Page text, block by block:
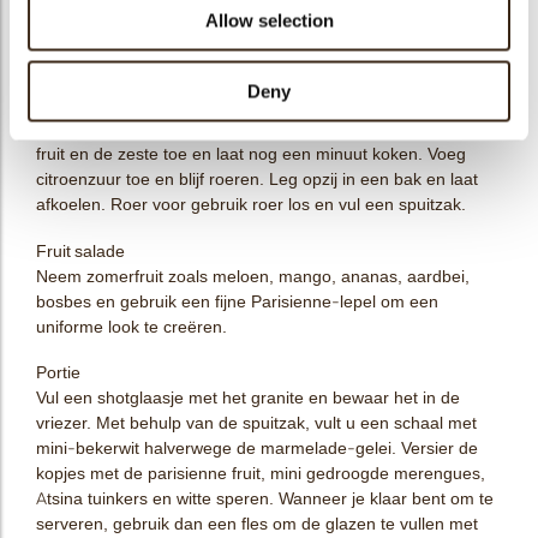
Allow selection
Deny
Rasp de schil van de sinaasappels en snijd de delen eruit.
met de pectine. Voeg tijdens het koken de suiker langzaam
toe aan het sap terwijl u roert. Voeg na 1 minuut koken het
fruit en de zeste toe en laat nog een minuut koken. Voeg
citroenzuur toe en blijf roeren. Leg opzij in een bak en laat
afkoelen. Roer voor gebruik roer los en vul een spuitzak.
Fruit salade
Neem zomerfruit zoals meloen, mango, ananas, aardbei,
bosbes en gebruik een fijne Parisienne-lepel om een ​​
uniforme look te creëren.
Portie
Vul een shotglaasje met het granite en bewaar het in de
vriezer. Met behulp van de spuitzak, vult u een schaal met
mini-bekerwit halverwege de marmelade-gelei. Versier de
kopjes met de parisienne fruit, mini gedroogde merengues,
Atsina tuinkers en witte speren. Wanneer je klaar bent om te
serveren, gebruik dan een fles om de glazen te vullen met